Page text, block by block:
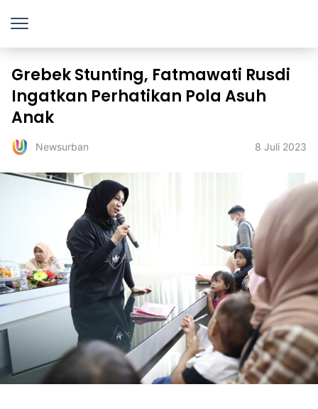
Grebek Stunting, Fatmawati Rusdi
Ingatkan Perhatikan Pola Asuh
Anak
Newsurban 8 Juli 2023